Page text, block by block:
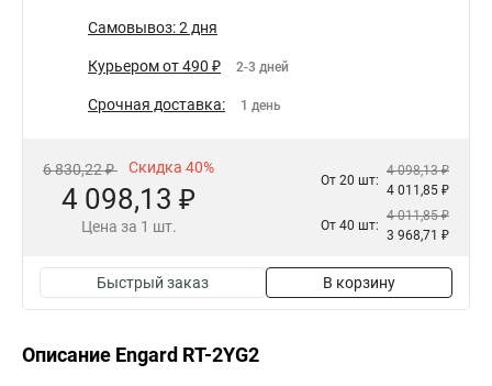
Самовывоз: 2 дня
Курьером от 490 ₽ 2-3 дней
Срочная доставка: 1 день
6 830,22 ₽ Скидка 40%
4 098,13 ₽
Цена за 1 шт.
От 20 шт:
4 098,13 ₽
4 011,85 ₽
От 40 шт:
4 011,85 ₽
3 968,71 ₽
Быстрый заказ В корзину
Описание Engard RT-2YG2